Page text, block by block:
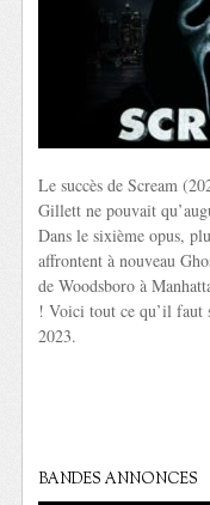
Le succès de Scream
Gillett ne pouvait
Dans le sixième opus,
affrontent à nouveau
de Woodsboro à
! Voici tout ce qu’il faut
2023.
BANDES ANNONCES